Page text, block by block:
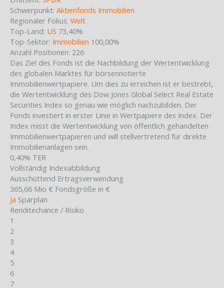
Schwerpunkt: Aktienfonds Immobilien
Regionaler Fokus: Welt
Top-Land: US 73,40%
Top-Sektor: Immobilien 100,00%
Anzahl Positionen: 226
Das Ziel des Fonds ist die Nachbildung der Wertentwicklung
des globalen Marktes für börsennotierte
Immobilienwertpapiere. Um dies zu erreichen ist er bestrebt,
die Wertentwicklung des Dow Jones Global Select Real Estate
Securities Index so genau wie möglich nachzubilden. Der
Fonds investiert in erster Linie in Wertpapiere des Index. Der
Index misst die Wertentwicklung von öffentlich gehandelten
Immobilienwertpapieren und will stellvertretend für direkte
Immobilienanlagen sein.
0,40% TER
Vollständig Indexabbildung
Ausschüttend Ertragsverwendung
365,66 Mio € Fondsgröße in €
Ja Sparplan
Renditechance / Risiko
1
2
3
4
5
6
7